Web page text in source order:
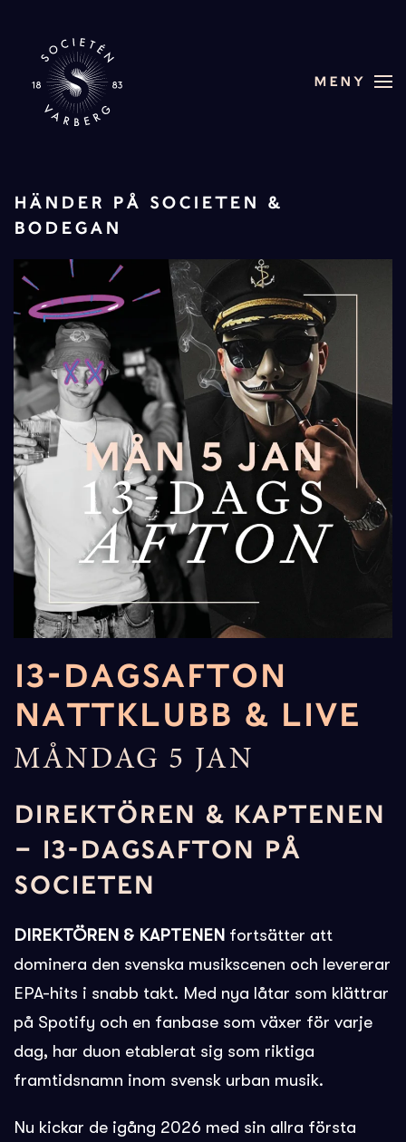
Skip to main content
MENY
HÄNDER PÅ SOCIETEN &
BODEGAN
13-DAGSAFTON
NATTKLUBB & LIVE
MÅNDAG 5 JAN
DIREKTÖREN & KAPTENEN
– 13-DAGSAFTON PÅ
SOCIETEN
DIREKTÖREN & KAPTENEN fortsätter att
dominera den svenska musikscenen och levererar
EPA-hits i snabb takt. Med nya låtar som klättrar
på Spotify och en fanbase som växer för varje
dag, har duon etablerat sig som riktiga
framtidsnamn inom svensk urban musik.
Nu kickar de igång 2026 med sin allra första